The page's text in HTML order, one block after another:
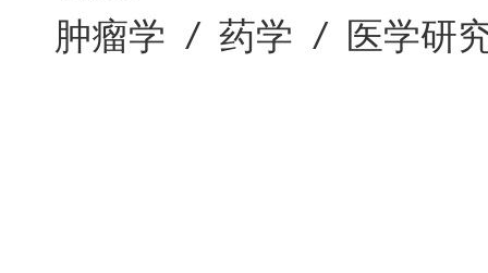
肿瘤学 / 药学 / 医学研